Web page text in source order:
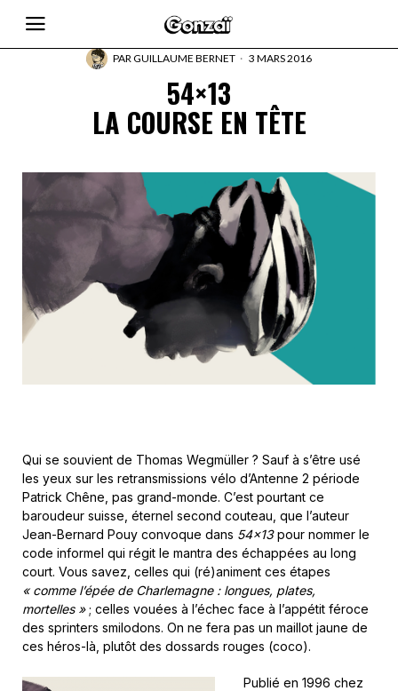
PARGUILLAUME BERNET 3 MARS 2016
54×13
LA COURSE EN TÊTE
Qui se souvient de Thomas Wegmüller ? Sauf à s’être usé
les yeux sur les retransmissions vélo d’Antenne 2 période
Patrick Chêne, pas grand-monde. C’est pourtant ce
baroudeur suisse, éternel second couteau, que l’auteur
Jean-Bernard Pouy convoque dans 54×13pour nommer le
code informel qui régit le mantra des échappées au long
court. Vous savez, celles qui (ré)animent ces étapes
« comme l’épée de Charlemagne : longues, plates,
mortelles »; celles vouées à l’échec face à l’appétit féroce
des sprinters smilodons. On ne fera pas un maillot jaune de
ces héros-là, plutôt des dossards rouges (coco).
Publié en 1996 chez